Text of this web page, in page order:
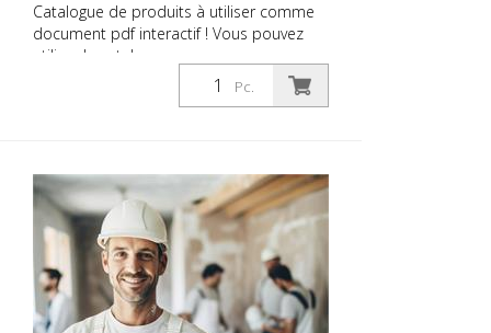
Catalogue de produits à utiliser comme
document pdf interactif ! Vous pouvez
utiliser le catalogue sous
Téléchargements dans la langue de votre
choix. Si vous avez également besoin du
très facilement en cliquant sur l'image
correspondante pour accéder à la page
correspondante. Si vous avez besoin
d'informations supplémentaires, cliquez
sur l'image du produit. Vous serez alors
redirigé vers notre site web. Vous pouvez
également nous envoyer une demande
Pc.